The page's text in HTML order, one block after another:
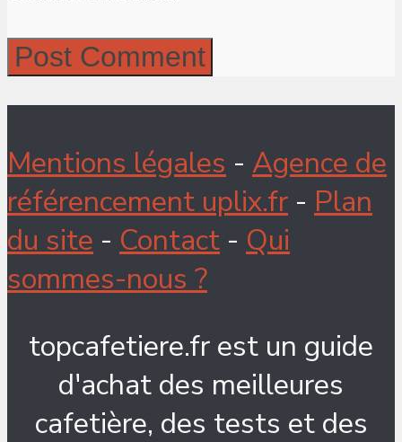
Mentions légales - Agence de
référencement uplix.fr - Plan
du site - Contact - Qui
sommes-nous ?
topcafetiere.fr est un guide
d'achat des meilleures
cafetière, des tests et des